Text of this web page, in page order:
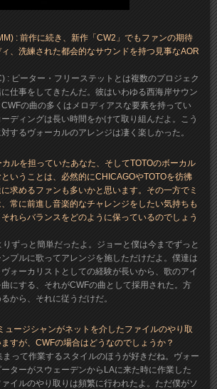
: 前作に続き、新作「CW2」でもファンの期待
、洗練された都会的なサウンドを持つ見事なAOR
: ピーター・フリーステットとは複数のプロジェク
仕事をしてきたんだ。彼はいわゆる西海岸サウン
の曲の多くはメロディアスな要素を持ってい
ディングは長い時間をかけて取り組んだよ。こう
するヴォーカルのアレンジは凄く楽しかった。
ルを担っていたあなた、そしてTOTOのボーカル
いうことは、必然的にCHICAGOやTOTOを彷彿
求めるファンも多いかと思います。その一方でミ
常に前進し音楽的なチャレンジをしたい気持ちも
れらバランスをどのように保っているのでしょう
りずっと簡単だったよ。ジョーと僕は今までずっと
プルに歌ってアレンジを施しただけだよ。僕達は
ォーカリストとしての経験が長いから、歌のアイ
にする、それがCWFの曲として採用された。方
から、それに従うだけだ。
ュージシャンがネットを介したファイルのやり取
すが、CWFの場合はどうなのでしょうか？
まって作業するスタイルのほうが好きだね。ヴォー
ターがスウェーデンからLAに来た時に作業した
イルのやり取りは頻繁に行われたよ。ただ僕がソ